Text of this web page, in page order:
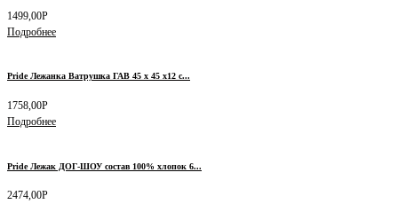
1499,00Р
Подробнее
Pride Лежанка Ватрушка ГАВ 45 х 45 х12 с...
1758,00Р
Подробнее
Pride Лежак ДОГ-ШОУ состав 100% хлопок 6...
2474,00Р